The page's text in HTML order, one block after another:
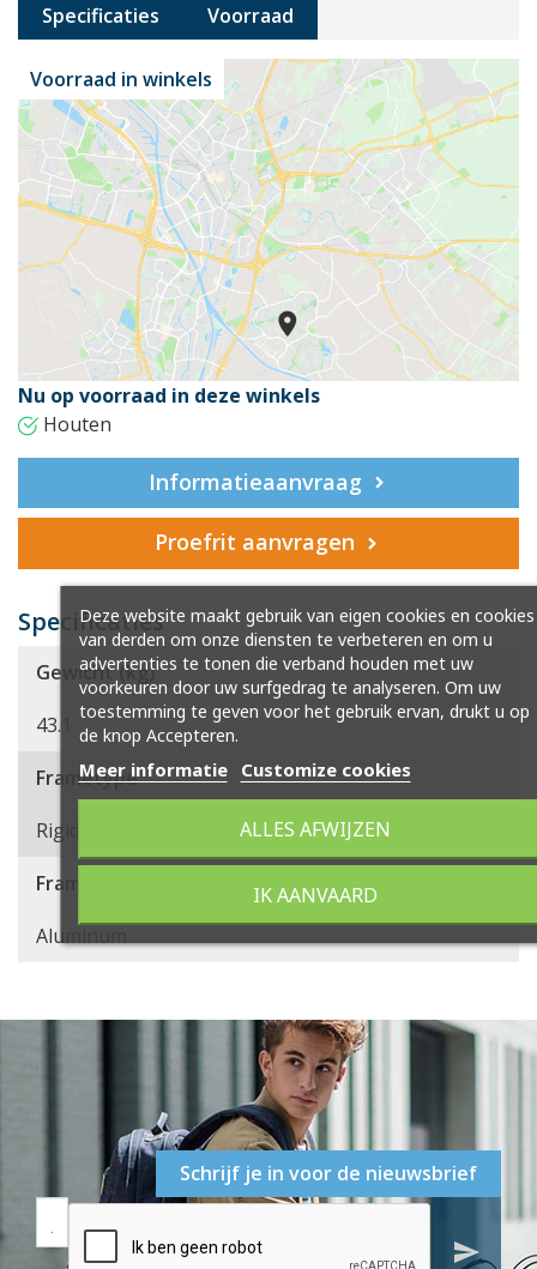
Specificaties Voorraad
Voorraad in winkels
Nu op voorraad in deze winkels
Houten
Informatieaanvraag
Proefrit aanvragen
Specificaties
Gewicht (kg)
43.1
Frametype
Rigid
Frame materiaal
Aluminum
Schrijf je in voor de nieuwsbrief
send
Deze website maakt gebruik van eigen cookies en cookies
van derden om onze diensten te verbeteren en om u
advertenties te tonen die verband houden met uw
voorkeuren door uw surfgedrag te analyseren. Om uw
toestemming te geven voor het gebruik ervan, drukt u op
de knop Accepteren.
Meer informatie Customize cookies
ALLES AFWIJZEN
IK AANVAARD